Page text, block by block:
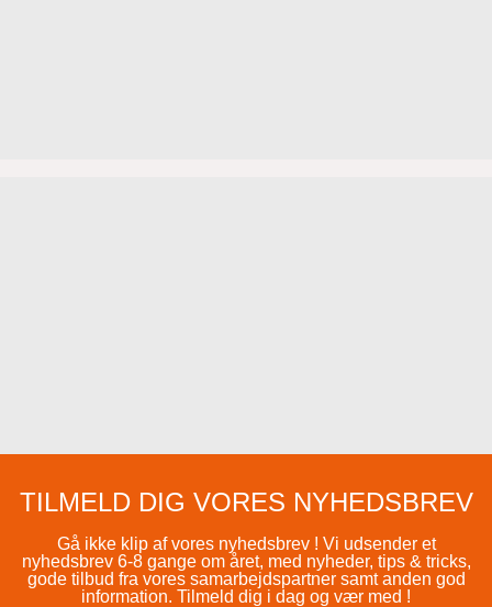
TILMELD DIG VORES NYHEDSBREV
Gå ikke klip af vores nyhedsbrev ! Vi udsender et
nyhedsbrev 6-8 gange om året, med nyheder, tips & tricks,
gode tilbud fra vores samarbejdspartner samt anden god
information. Tilmeld dig i dag og vær med !